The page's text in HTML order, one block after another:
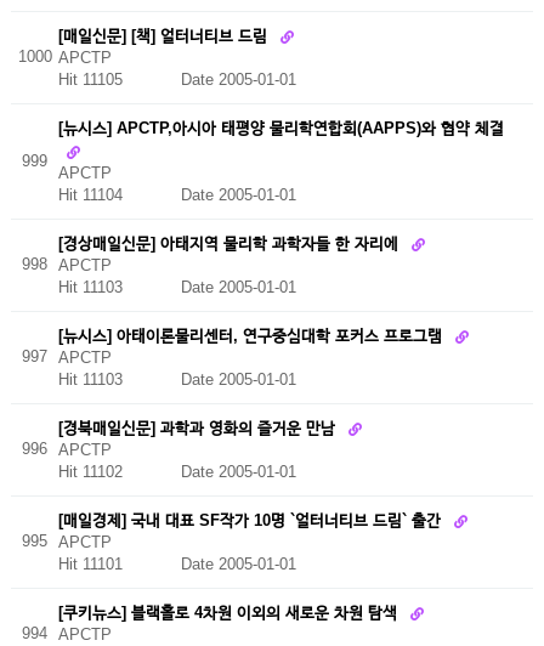
1000
[매일신문] [책] 얼터너티브 드림
APCTP
Hit 11105
Date 2005-01-01
999
[뉴시스] APCTP,아시아 태평양 물리학연합회(AAPPS)와 협약 체결
APCTP
Hit 11104 Date 2005-01-01
998
[경상매일신문] 아태지역 물리학 과학자들 한 자리에
APCTP
Hit 11103
Date 2005-01-01
997
[뉴시스] 아태이론물리센터, 연구중심대학 포커스 프로그램
APCTP
Hit 11103
Date 2005-01-01
996
[경북매일신문] 과학과 영화의 즐거운 만남
APCTP
Hit 11102
Date 2005-01-01
995
[매일경제] 국내 대표 SF작가 10명 `얼터너티브 드림` 출간
APCTP
Hit 11101
Date 2005-01-01
994
[쿠키뉴스] 블랙홀로 4차원 이외의 새로운 차원 탐색
APCTP